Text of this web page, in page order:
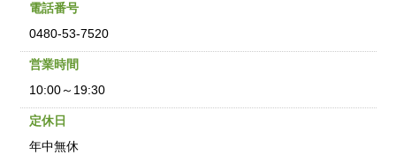
電話番号
0480-53-7520
営業時間
10:00～19:30
定休日
年中無休